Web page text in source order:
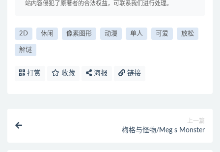
站内容侵犯了原著者的合法权益，可联系我们进行处理。
2D 休闲 像素图形 动漫 单人 可爱 放松
解谜
打赏 收藏 海报 链接
上一篇
梅格与怪物/Meg s Monster